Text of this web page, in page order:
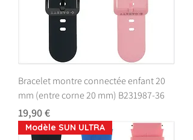
Bracelet montre connectée enfant 20
mm (entre corne 20 mm) B231987-36
Prix
19,90 €
Modèle SUN ULTRA